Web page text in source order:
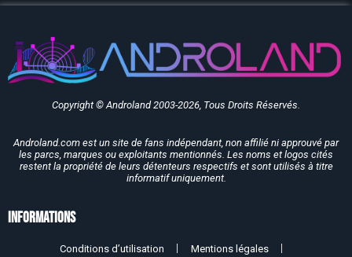
Copyright © Androland 2003-2026, Tous Droits Réservés.
Androland.com est un site de fans indépendant, non affilié ni approuvé par
les parcs, marques ou exploitants mentionnés. Les noms et logos cités
restent la propriété de leurs détenteurs respectifs et sont utilisés à titre
informatif uniquement.
Informations
Conditions d’utilisation Mentions légales